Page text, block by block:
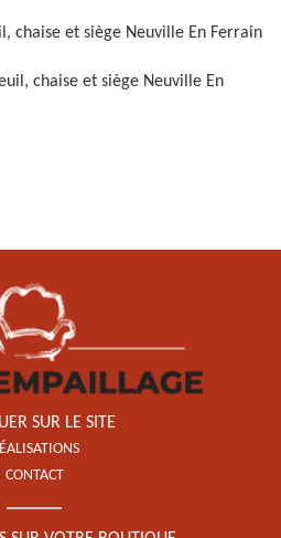
chaise et siège Neuville En Ferrain
chaise et siège Neuville En
SUR LE SITE
CONTACT